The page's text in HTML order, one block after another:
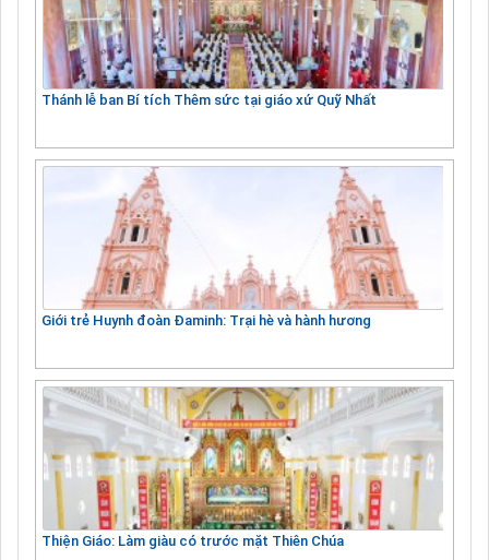
Thánh lễ ban Bí tích Thêm sức tại giáo xứ Quỹ Nhất
Giới trẻ Huynh đoàn Đaminh: Trại hè và hành hương
Thiện Giáo: Làm giàu có trước mặt Thiên Chúa